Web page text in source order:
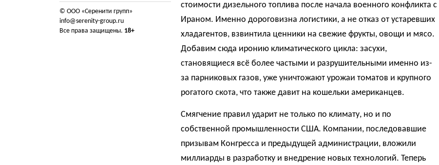
© ООО «Серенити групп»
info@serenity-group.ru
Все права защищены. 18+
стоимости дизельного топлива после начала военного конфликта с
Ираном. Именно дороговизна логистики, а не отказ от устаревших
хладагентов, взвинтила ценники на свежие фрукты, овощи и мясо.
Добавим сюда иронию климатического цикла: засухи,
становящиеся всё более частыми и разрушительными именно из-
за парниковых газов, уже уничтожают урожаи томатов и крупного
рогатого скота, что также давит на кошельки американцев.
Смягчение правил ударит не только по климату, но и по
собственной промышленности США. Компании, последовавшие
призывам Конгресса и предыдущей администрации, вложили
миллиарды в разработку и внедрение новых технологий. Теперь